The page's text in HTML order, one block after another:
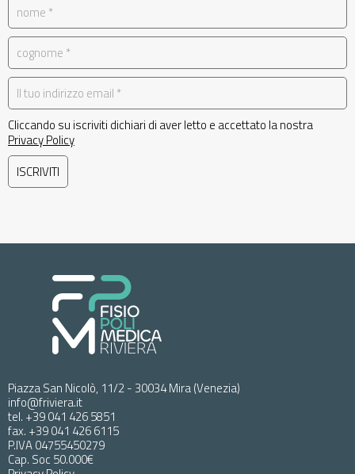
Cliccando su iscriviti dichiari di aver letto e accettato la nostra
Privacy Policy
Piazza San Nicolò, 11/2 - 30034 Mira (Venezia)
info@friviera.it
tel. +39 041 426 5851
fax. +39 041 426 6115
P.IVA 04755450279
Cap. Soc 50.000€